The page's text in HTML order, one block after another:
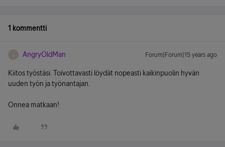
1 kommentti
AngryOldMan Forum|Forum|15 years ago
Kiitos työstäsi. Toivottavasti löydät nopeasti kaikinpuolin hyvän
uuden työn ja työnantajan.
Onnea matkaan!